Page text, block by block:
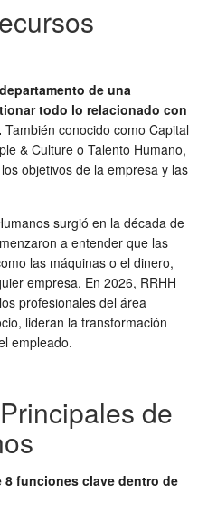
de una
todo lo relacionado con
También conocido como Capital
& Culture o Talento Humano,
objetivos de la empresa y las
surgió en la década de
a entender que las
las máquinas o el dinero,
empresa. En 2026, RRHH
profesionales del área
lideran la transformación
empleado.
de
8 funciones clave dentro de